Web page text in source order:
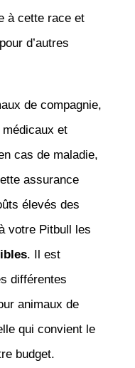
à cette race et
d’autres
de compagnie,
et
cas de maladie,
assurance
élevés des
votre Pitbull les
. Il est
différentes
animaux de
qui convient le
budget.